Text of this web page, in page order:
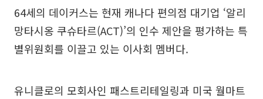
64세의 데이커스는 현재 캐나다 편의점 대기업 ‘알리
망타시옹 쿠슈타르(ACT)’의 인수 제안을 평가하는 특
별위원회를 이끌고 있는 이사회 멤버다.
유니클로의 모회사인 패스트리테일링과 미국 월마트